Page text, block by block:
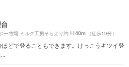
ー牧場 ミルク工房そらより約1140m （徒歩19分）
どで登ることもできます。けっこうキツイ登